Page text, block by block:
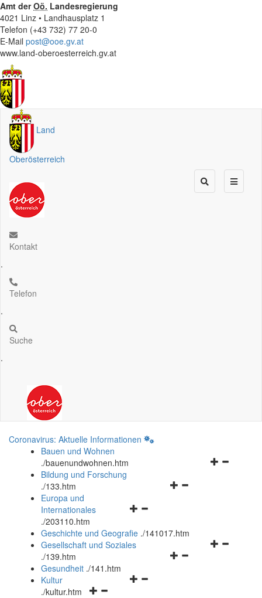
Amt derOö. Landesregierung
4021 Linz • Landhausplatz 1
Telefon (+43 732) 77 20-0
E-Mail post@ooe.gv.at
www.land-oberoesterreich.gv.at
Land
Oberösterreich
Kontakt
.
Telefon
.
Suche
.
Coronavirus: Aktuelle Informationen
Bauen und Wohnen
./bauenundwohnen.htm
Navigationsmenü
Bildung und Forschung
./133.htm
Navigationsmenü
und
schließen
Europa und
Internationales
./203110.htm
Geschichte und Geografie ./141017.htm
Navigationsmenü
Gesellschaft und Soziales
./139.htm
Navigationsmenü
Gesundheit ./141.htm
Navigationsmenü
Kultur
./kultur.htm